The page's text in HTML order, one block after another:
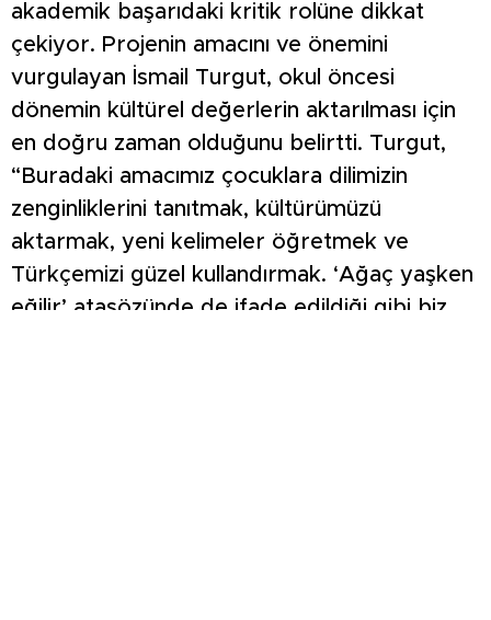
akademik başarıdaki kritik rolüne dikkat
çekiyor. Projenin amacını ve önemini
vurgulayan İsmail Turgut, okul öncesi
dönemin kültürel değerlerin aktarılması için
en doğru zaman olduğunu belirtti. Turgut,
“Buradaki amacımız çocuklara dilimizin
zenginliklerini tanıtmak, kültürümüzü
aktarmak, yeni kelimeler öğretmek ve
Türkçemizi güzel kullandırmak. ‘Ağaç yaşken
eğilir’ atasözünde de ifade edildiği gibi biz